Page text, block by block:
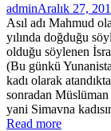
adminAralık 27,
Asıl adı Mahmud
yılında doğduğu
olduğu söylenen
(Bu günkü
kadı olarak
sonradan
yani Simavna
Read more